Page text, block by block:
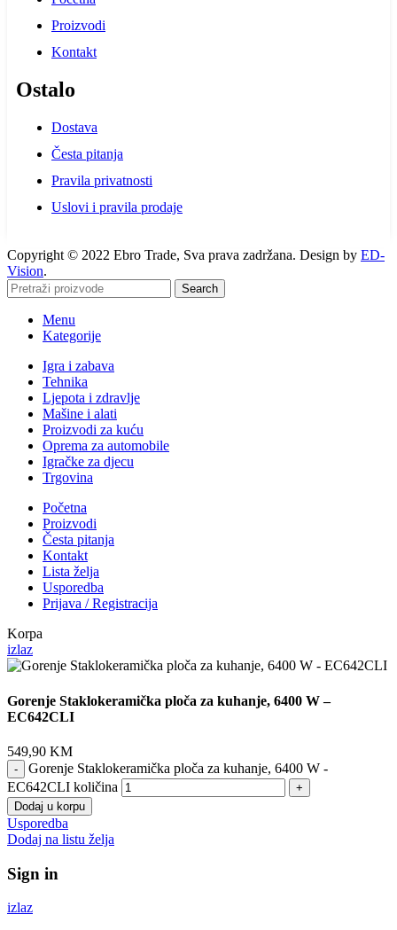
Proizvodi
Kontakt
Ostalo
Dostava
Česta pitanja
Pravila privatnosti
Uslovi i pravila prodaje
Copyright © 2022 Ebro Trade, Sva prava zadržana. Design by ED-
Vision.
Search
Menu
Kategorije
Igra i zabava
Tehnika
Ljepota i zdravlje
Mašine i alati
Proizvodi za kuću
Oprema za automobile
Igračke za djecu
Trgovina
Početna
Proizvodi
Česta pitanja
Kontakt
Lista želja
Usporedba
Prijava / Registracija
Korpa
izlaz
Gorenje Staklokeramička ploča za kuhanje, 6400 W –
EC642CLI
549,90 KM
Gorenje Staklokeramička ploča za kuhanje, 6400 W -
EC642CLI količina
Dodaj u korpu
Usporedba
Dodaj na listu želja
Sign in
izlaz